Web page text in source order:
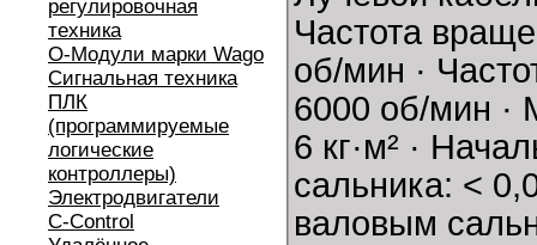
регулировочная
техника
O-Модули марки Wago
Сигнальная техника
ПЛК
(программируемые
логические
контроллеры)
Электродвигатели
C-Control
Частота
об/мин ·
6000 об/мин ·
6 кг·м² ·
сальника: <
валовым